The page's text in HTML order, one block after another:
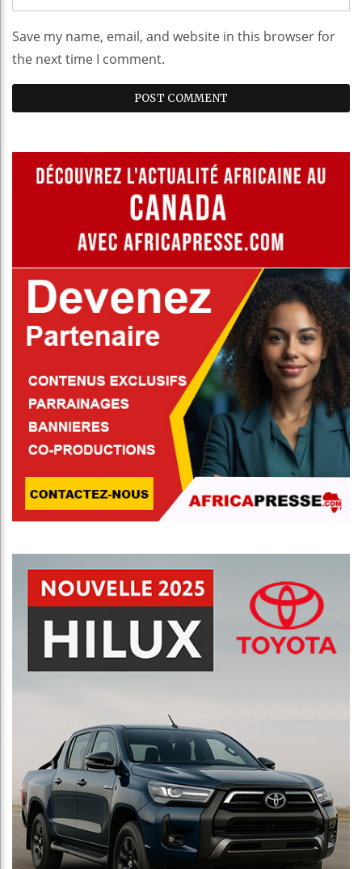
Save my name, email, and website in this browser for
the next time I comment.